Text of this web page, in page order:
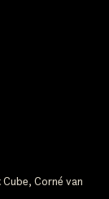
Corné van